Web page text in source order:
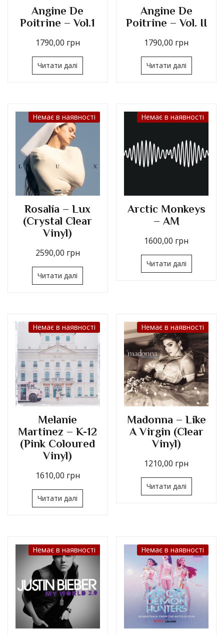
Angine De
Poitrine – Vol.1
1790,00 грн
Читати далі
Angine De
Poitrine – Vol. II
1790,00 грн
Читати далі
Немає в наявності
Rosalía – Lux
(Crystal Clear
Vinyl)
2590,00 грн
Читати далі
Немає в наявності
Arctic Monkeys
– AM
1600,00 грн
Читати далі
Немає в наявності
Melanie
Martinez – K-12
(Pink Coloured
Vinyl)
1610,00 грн
Читати далі
Немає в наявності
Madonna – Like
A Virgin (Clear
Vinyl)
1210,00 грн
Читати далі
Немає в наявності Немає в наявності